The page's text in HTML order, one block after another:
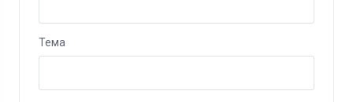
Тема